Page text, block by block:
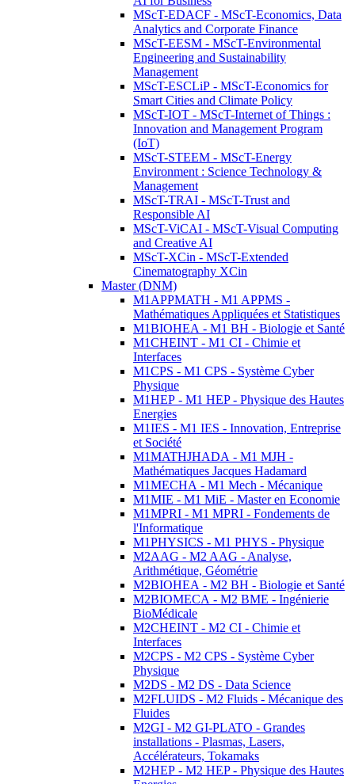
MScT-EDACF - MScT-Economics, Data
Analytics and Corporate Finance
MScT-EESM - MScT-Environmental
Engineering and Sustainability
Management
MScT-ESCLiP - MScT-Economics for
Smart Cities and Climate Policy
MScT-IOT - MScT-Internet of Things :
Innovation and Management Program
(IoT)
MScT-STEEM - MScT-Energy
Environment : Science Technology &
Management
MScT-TRAI - MScT-Trust and
Responsible AI
MScT-ViCAI - MScT-Visual Computing
and Creative AI
MScT-XCin - MScT-Extended
Cinematography XCin
Master (DNM)
M1APPMATH - M1 APPMS -
Mathématiques Appliquées et Statistiques
M1BIOHEA - M1 BH - Biologie et Santé
M1CHEINT - M1 CI - Chimie et
Interfaces
M1CPS - M1 CPS - Système Cyber
Physique
M1HEP - M1 HEP - Physique des Hautes
Energies
M1IES - M1 IES - Innovation, Entreprise
et Société
M1MATHJHADA - M1 MJH -
Mathématiques Jacques Hadamard
M1MECHA - M1 Mech - Mécanique
M1MIE - M1 MiE - Master en Economie
M1MPRI - M1 MPRI - Fondements de
l'Informatique
M1PHYSICS - M1 PHYS - Physique
M2AAG - M2 AAG - Analyse,
Arithmétique, Géométrie
M2BIOHEA - M2 BH - Biologie et Santé
M2BIOMECA - M2 BME - Ingénierie
BioMédicale
M2CHEINT - M2 CI - Chimie et
Interfaces
M2CPS - M2 CPS - Système Cyber
Physique
M2DS - M2 DS - Data Science
M2FLUIDS - M2 Fluids - Mécanique des
Fluides
M2GI - M2 GI-PLATO - Grandes
installations - Plasmas, Lasers,
Accélérateurs, Tokamaks
M2HEP - M2 HEP - Physique des Hautes